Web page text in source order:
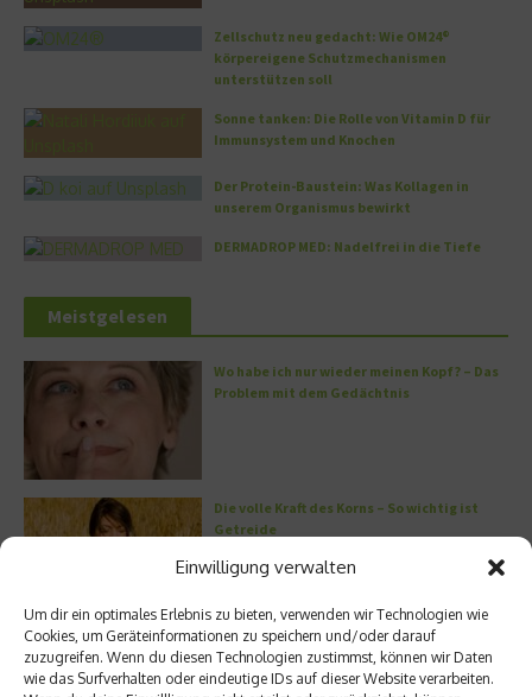
Einwilligung verwalten
Um dir ein optimales Erlebnis zu bieten, verwenden wir Technologien wie
Cookies, um Geräteinformationen zu speichern und/oder darauf
zuzugreifen. Wenn du diesen Technologien zustimmst, können wir Daten
wie das Surfverhalten oder eindeutige IDs auf dieser Website verarbeiten.
Zellschutz neu gedacht: Wie OM24®
körpereigene Schutzmechanismen
unterstützen soll
Sonne tanken: Die Rolle von Vitamin D für
Immunsystem und Knochen
Der Protein-Baustein: Was Kollagen in
unserem Organismus bewirkt
DERMADROP MED: Nadelfrei in die Tiefe
Meistgelesen
Wo habe ich nur wieder meinen Kopf? – Das
Problem mit dem Gedächtnis
Die volle Kraft des Korns – So wichtig ist
Getreide
Entzündung der Nebenhöhlen: Symptome
und verschiedene Formen